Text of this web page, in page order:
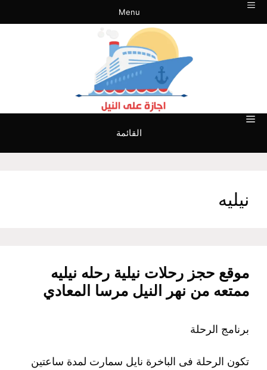
انتقل
إلى
Menu
القائمة
نيليه
موقع حجز رحلات نيلية رحله نيليه
ممتعه من نهر النيل مرسا المعادي
برنامج الرحلة
تكون الرحلة فى الباخرة نايل سمارت لمدة ساعتين